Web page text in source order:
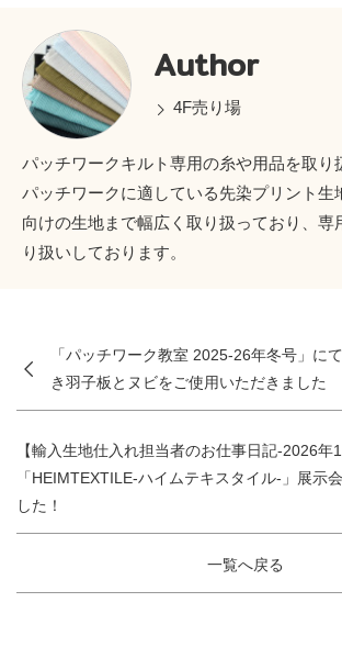
Author
4F売り場
パッチワークキルト専用の糸や用品を取り
パッチワークに適している先染プリント生
向けの生地まで幅広く取り扱っており、専
り扱いしております。
「パッチワーク教室 2025-26年冬号」に
き羽子板とヌビをご使用いただきました
一覧へ戻る
【輸入生地仕入れ担当者のお仕事日記-2026年1
「HEIMTEXTILE-ハイムテキスタイル-」展示
した！